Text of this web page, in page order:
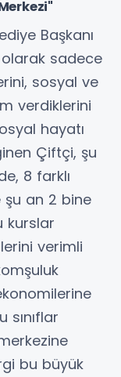
Başkanı
sadece
sosyal ve
verdiklerini
hayatı
Çiftçi, şu
8 farklı
an 2 bine
kurslar
verimli
sınıflar
bu büyük